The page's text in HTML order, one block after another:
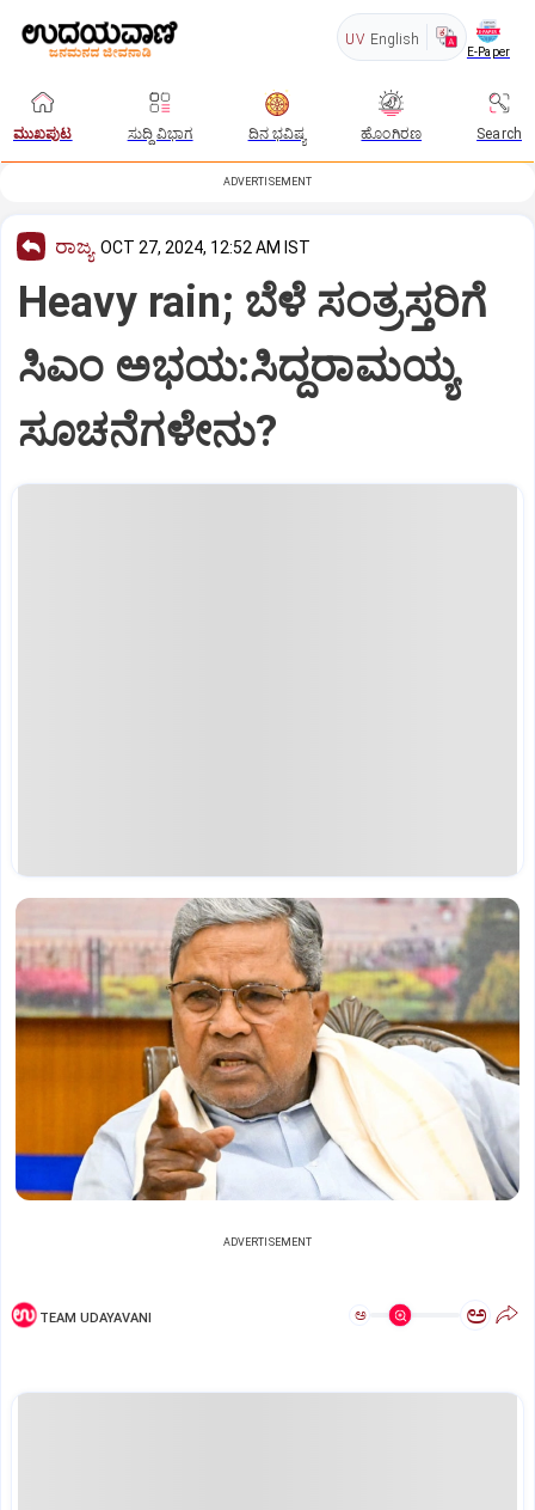
UV English
E-Paper
ಮುಖಪುಟ ಸುದ್ದಿ ವಿಭಾಗ ದಿನ ಭವಿಷ್ಯ ಹೊಂಗಿರಣ Search
ADVERTISEMENT
ರಾಜ್ಯ OCT 27, 2024, 12:52 AM IST
Heavy rain; ಬೆಳೆ ಸಂತ್ರಸ್ತರಿಗೆ
ಸಿಎಂ ಅಭಯ:ಸಿದ್ದರಾಮಯ್ಯ
ಸೂಚನೆಗಳೇನು?
ADVERTISEMENT
TEAM UDAYAVANI ಅ ಅ